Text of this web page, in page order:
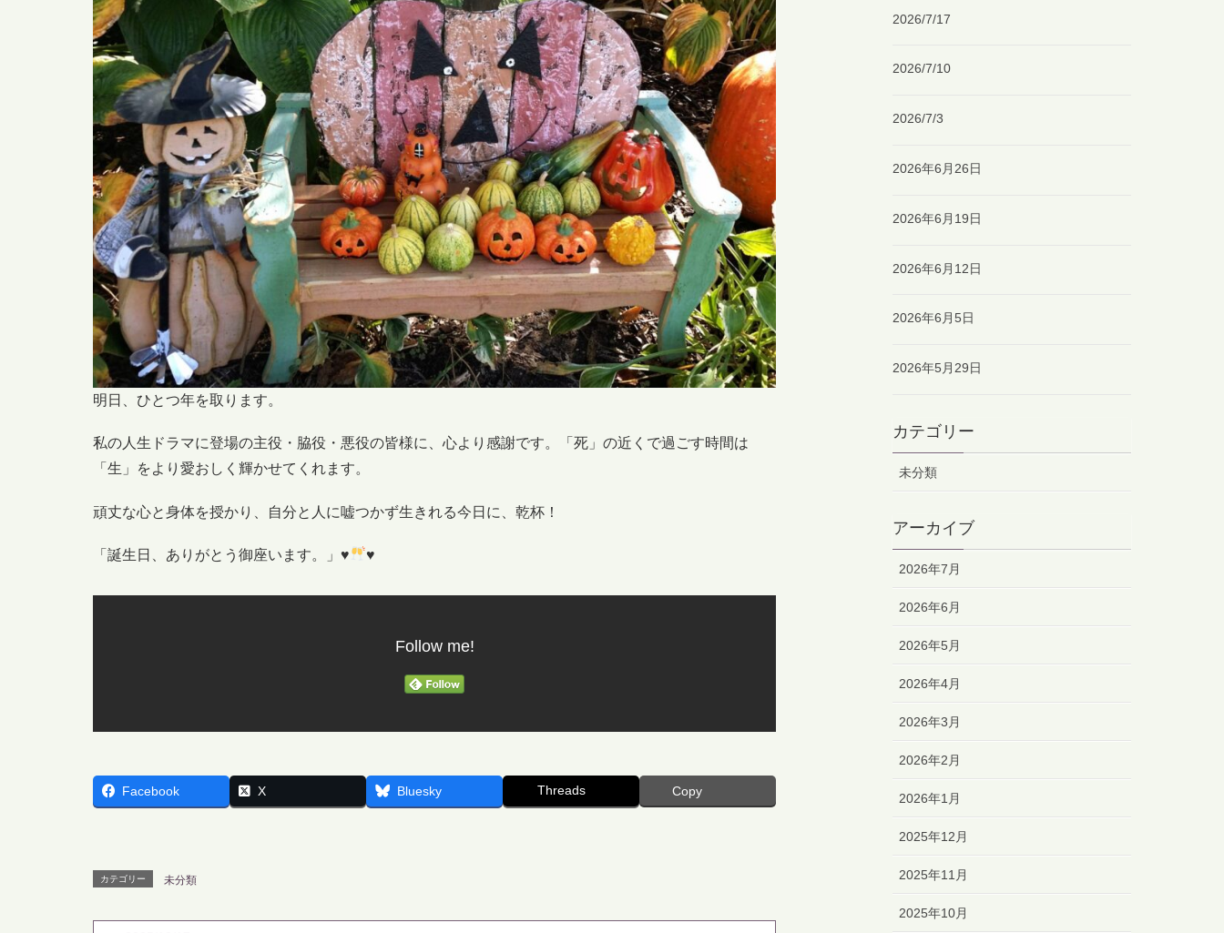
明日、ひとつ年を取ります。
私の人生ドラマに登場の主役・脇役・悪役の皆様に、心より感謝です。「死」の近くで過ごす時間は
「生」をより愛おしく輝かせてくれます。
頑丈な心と身体を授かり、自分と人に嘘つかず生きれる今日に、乾杯！
「誕生日、ありがとう御座います。」♥ ♥
Follow me!
Facebook X Bluesky Threads Copy
カテゴリー 未分類
2026/7/17
2026/7/10
2026/7/3
2026年6月26日
2026年6月19日
2026年6月12日
2026年6月5日
2026年5月29日
カテゴリー
未分類
アーカイブ
2026年7月
2026年6月
2026年5月
2026年4月
2026年3月
2026年2月
2026年1月
2025年12月
2025年11月
2025年10月